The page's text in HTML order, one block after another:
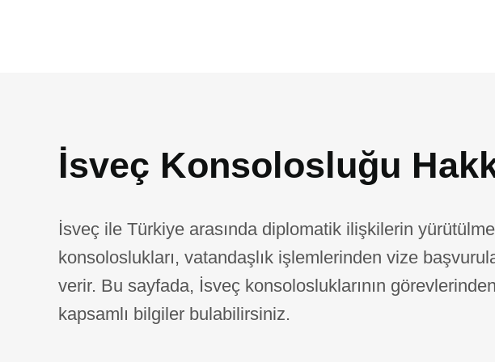
İsveç Konsolosluğu
İsveç ile Türkiye arasında diplomatik ilişkilerin
konsoloslukları, vatandaşlık işlemlerinden vize
verir. Bu sayfada, İsveç konsolosluklarının
kapsamlı bilgiler bulabilirsiniz.